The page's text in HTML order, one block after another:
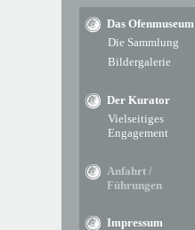
Das Ofenmuseum
Die Sammlung
Bildergalerie
Der Kurator
Vielseitiges
Engagement
Anfahrt /
Führungen
Impressum